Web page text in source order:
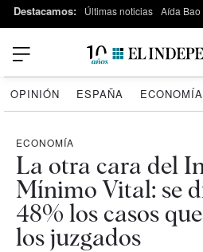
Destacamos: Últimas noticias Aída Bao
OPINIÓN ESPAÑA ECONOMÍA
ECONOMÍA
La otra cara del
Mínimo Vital: se
48% los casos
los juzgados